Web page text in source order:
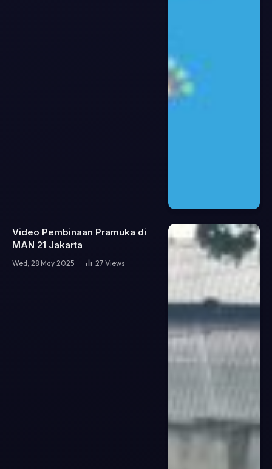
Video Pembinaan Pramuka di
MAN 21 Jakarta
Wed, 28 May 2025 27 Views